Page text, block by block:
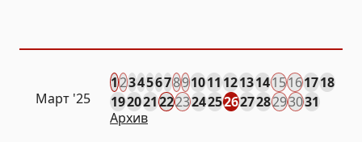
Март '25
123456789101112131415161718
19202122232425262728293031
Архив